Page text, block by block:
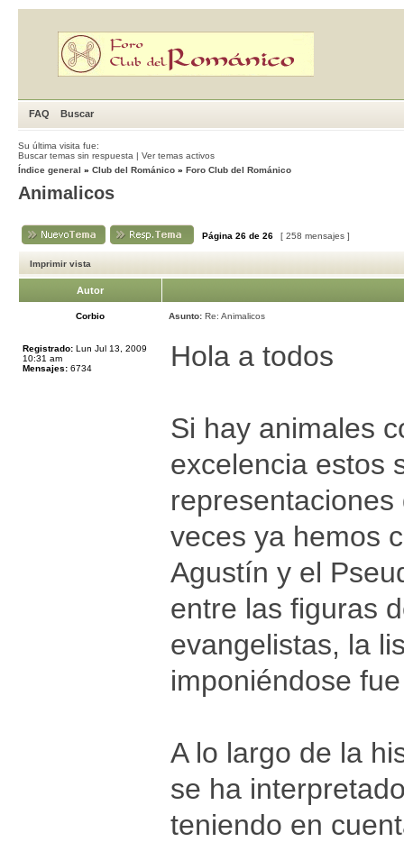
FAQ Buscar
Su última visita fue:
Buscar temas sin respuesta | Ver temas activos
Índice general » Club del Románico » Foro Club del Románico
Animalicos
Página 26 de 26 [ 258 mensajes ]
Imprimir vista
Autor
Corbio Asunto: Re: Animalicos
Registrado: Lun Jul 13, 2009
10:31 am
Mensajes: 6734 Hola a todos
Si hay animales
excelencia estos
veces ya hemos
Agustín y el
entre las figuras
evangelistas, la
imponiéndose
A lo largo de la
se ha
teniendo en